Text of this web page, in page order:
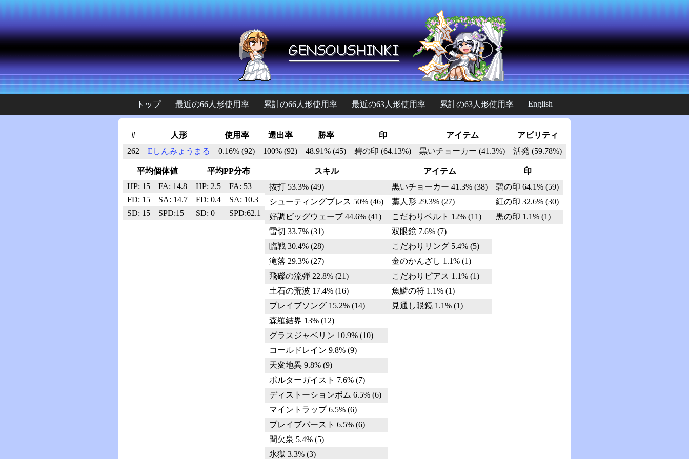
トップ 最近の66人形使用率 累計の66人形使用率 最近の63人形使用率 累計の63人形使用率 English
# 人形 使用率 選出率 勝率 印 アイテム
アビリティ
262
Eしんみょうまる 0.16% (92) 100% (92) 48.91% (45) 碧の印 (64.13%) 黒いチョーカー (41.3%) 活発 (59.78%)
平均個体値
平均PP分布
HP: 15
FA: 14.8 HP: 2.5
FA: 53
FD: 15
SA: 14.7 FD: 0.4
SA: 10.3
SD: 15
SPD:15 SD: 0 SPD:62.1
スキル
抜打 53.3% (49)
シューティングプレス 50% (46)
好調ビッグウェーブ 44.6% (41)
雷切 33.7% (31)
臨戦 30.4% (28)
滝落 29.3% (27)
飛礫の流弾 22.8% (21)
土石の荒波 17.4% (16)
ブレイブソング 15.2% (14)
森羅結界 13% (12)
グラスジャベリン 10.9% (10)
コールドレイン 9.8% (9)
天変地異 9.8% (9)
ポルターガイスト 7.6% (7)
ディストーションボム 6.5% (6)
マイントラップ 6.5% (6)
ブレイブバースト 6.5% (6)
間欠泉 5.4% (5)
氷獄 3.3% (3)
アイテム
黒いチョーカー 41.3% (38)
藁人形 29.3% (27)
こだわりベルト 12% (11)
双眼鏡 7.6% (7)
こだわりリング 5.4% (5)
金のかんざし 1.1% (1)
こだわりピアス 1.1% (1)
魚鱗の符 1.1% (1)
見通し眼鏡 1.1% (1)
印
碧の印 64.1% (59)
紅の印 32.6% (30)
黒の印 1.1% (1)